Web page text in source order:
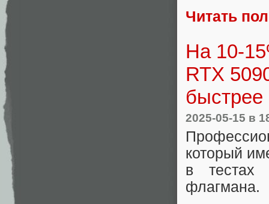
Читать
На 10-
RTX
быстрее
2025-05-15 в
который
в тестах
флагмана.